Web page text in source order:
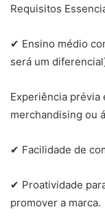
Requisitos
✔ Ensino médio
será um
Experiência prévia
merchandising ou
✔ Facilidade de
✔ Proatividade
promover a marca.